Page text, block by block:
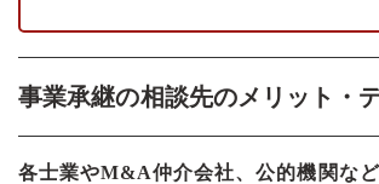
事業承継の相談先のメリット・
各士業やM&A仲介会社、公的機関など